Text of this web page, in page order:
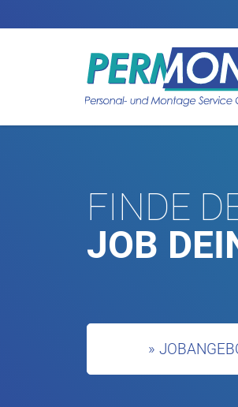
FINDE
JOB
»